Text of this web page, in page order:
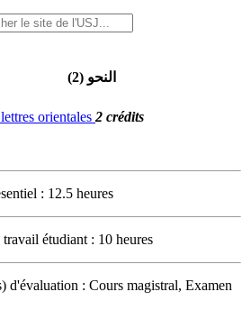
النحو (2)
orientales 2 crédits
: 12.5 heures
travail étudiant : 10 heures
d'évaluation : Cours magistral, Examen